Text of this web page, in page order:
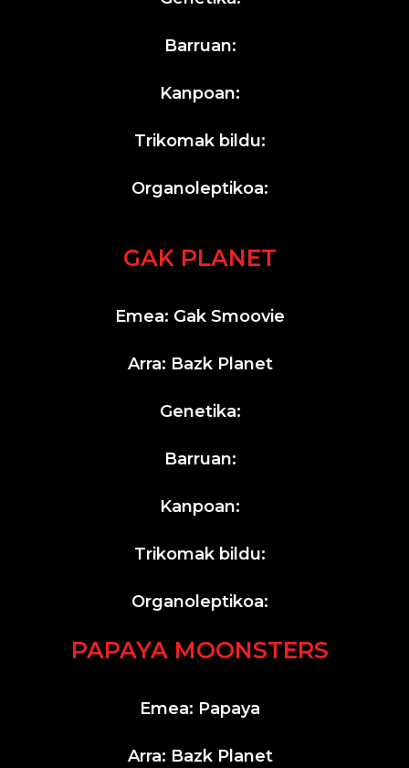
Barruan:
Kanpoan:
Trikomak bildu:
Organoleptikoa:
GAK PLANET
Emea: Gak Smoovie
Arra: Bazk Planet
Genetika:
Barruan:
Kanpoan:
Trikomak bildu:
Organoleptikoa:
PAPAYA MOONSTERS
Emea: Papaya
Arra: Bazk Planet